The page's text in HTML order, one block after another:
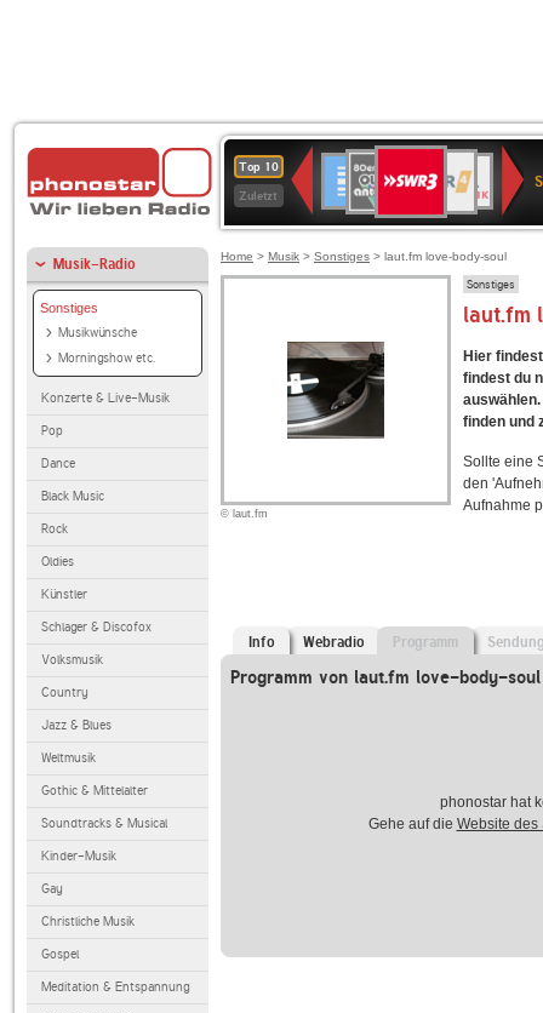
Top 10
Zuletzt
Deutschlandfunk
80er
90er
OLDIE
ANTENNE
4
KLASSIK
SWR
Kultur
NDR
2
Musik-Radio
Sonstiges
Musikwünsche
Morningshow etc.
Konzerte & Live-Musik
Pop
Dance
Black Music
Rock
Oldies
Künstler
Schlager & Discofox
Volksmusik
Country
Jazz & Blues
Weltmusik
Gothic & Mittelalter
Soundtracks & Musical
Kinder-Musik
Gay
Christliche Musik
Gospel
Meditation & Entspannung
Home > Musik > Sonstiges > laut.fm love-body-soul
© laut.fm
Sonstiges
laut.fm
Hier
findest du
finden und
Sollte eine
den
Aufnahme
Info Webradio Programm
Programm von laut.fm love-body-soul
phonostar hat
Gehe auf die Website des